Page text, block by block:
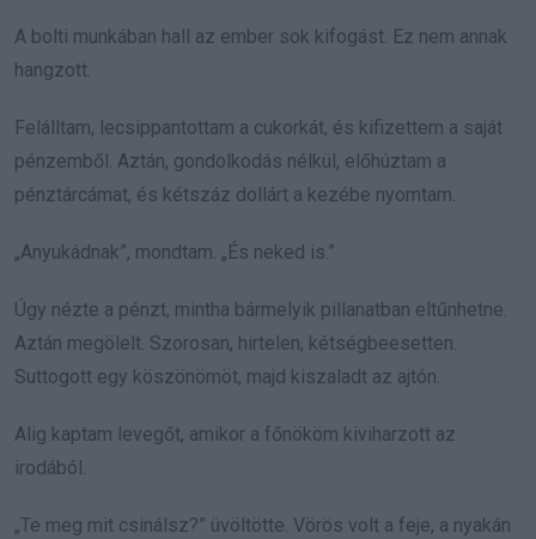
A bolti munkában hall az ember sok kifogást. Ez nem annak
hangzott.
Felálltam, lecsippantottam a cukorkát, és kifizettem a saját
pénzemből. Aztán, gondolkodás nélkül, előhúztam a
pénztárcámat, és kétszáz dollárt a kezébe nyomtam.
„Anyukádnak”, mondtam. „És neked is.”
Úgy nézte a pénzt, mintha bármelyik pillanatban eltűnhetne.
Aztán megölelt. Szorosan, hirtelen, kétségbeesetten.
Suttogott egy köszönömöt, majd kiszaladt az ajtón.
Alig kaptam levegőt, amikor a főnököm kiviharzott az
irodából.
„Te meg mit csinálsz?” üvöltötte. Vörös volt a feje, a nyakán